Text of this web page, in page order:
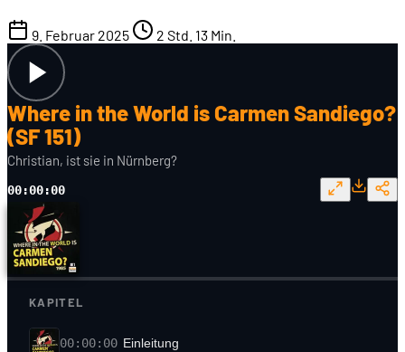
9. Februar 2025 2 Std. 13 Min.
Where in the World is Carmen Sandiego?
(SF 151)
Christian, ist sie in Nürnberg?
00:00:00
KAPITEL
00:00:00 Einleitung